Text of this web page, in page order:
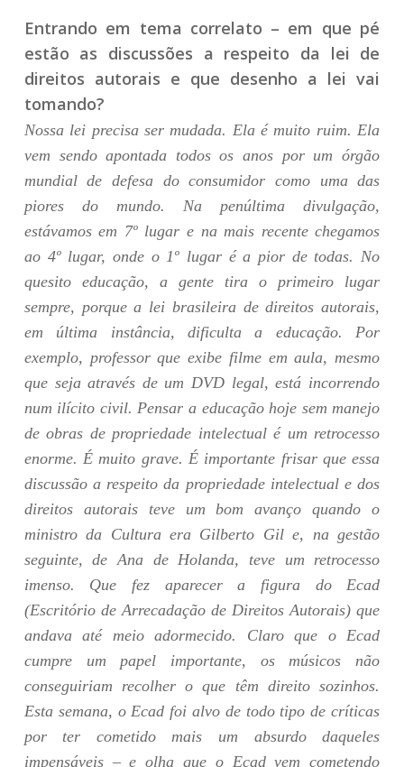
Entrando em tema correlato – em que pé
estão as discussões a respeito da lei de
direitos autorais e que desenho a lei vai
tomando?
Nossa lei precisa ser mudada. Ela é muito ruim. Ela
vem sendo apontada todos os anos por um órgão
mundial de defesa do consumidor como uma das
piores do mundo. Na penúltima divulgação,
estávamos em 7º lugar e na mais recente chegamos
ao 4º lugar, onde o 1º lugar é a pior de todas. No
quesito educação, a gente tira o primeiro lugar
sempre, porque a lei brasileira de direitos autorais,
em última instância, dificulta a educação. Por
exemplo, professor que exibe filme em aula, mesmo
que seja através de um DVD legal, está incorrendo
num ilícito civil. Pensar a educação hoje sem manejo
de obras de propriedade intelectual é um retrocesso
enorme. É muito grave. É importante frisar que essa
discussão a respeito da propriedade intelectual e dos
direitos autorais teve um bom avanço quando o
ministro da Cultura era Gilberto Gil e, na gestão
seguinte, de Ana de Holanda, teve um retrocesso
imenso. Que fez aparecer a figura do Ecad
(Escritório de Arrecadação de Direitos Autorais) que
andava até meio adormecido. Claro que o Ecad
cumpre um papel importante, os músicos não
conseguiriam recolher o que têm direito sozinhos.
Esta semana, o Ecad foi alvo de todo tipo de críticas
por ter cometido mais um absurdo daqueles
impensáveis – e olha que o Ecad vem cometendo